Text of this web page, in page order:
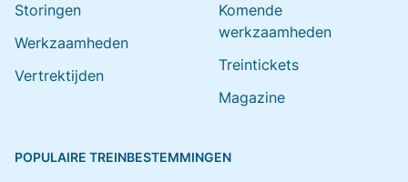
Storingen
Werkzaamheden
Vertrektijden
Komende
werkzaamheden
Treintickets
Magazine
POPULAIRE TREINBESTEMMINGEN